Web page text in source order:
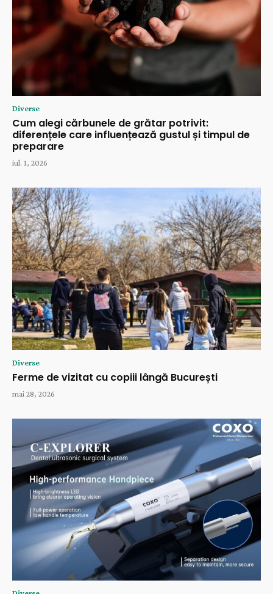
Diverse
Cum alegi cărbunele de grătar potrivit:
diferențele care influențează gustul și timpul de
preparare
iul. 1, 2026
Diverse
Ferme de vizitat cu copiii lângă București
mai 28, 2026